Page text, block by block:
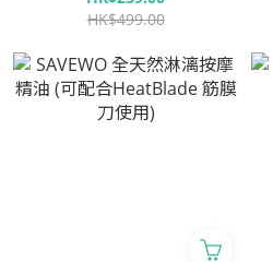
HK$499.00